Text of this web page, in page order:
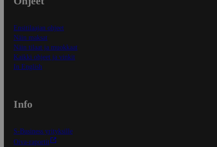
Ensitilaajan ohjeet
Näin maksat
Näin tilaat ja muokkaat
Kaikki ohjeet ja vinkit
In English
Info
S-Business yrityksille
Oiva-raportit